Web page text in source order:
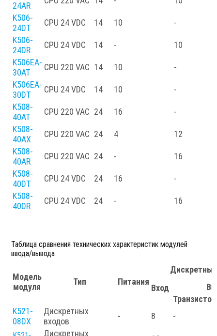
24AR
K506-
24DT
CPU 24 VDC 14 10 -
K506-
24DR
CPU 24 VDC 14 - 10
K506EA-
30AT
CPU 220 VAC 14 10 -
K506EA-
30DT
CPU 24 VDC 14 10 -
K508-
40AT
CPU 220 VAC 24 16 -
K508-
40AX
CPU 220 VAC 24 4 12
K508-
40AR
CPU 220 VAC 24 - 16
K508-
40DT
CPU 24 VDC 24 16 -
K508-
40DR
CPU 24 VDC 24 - 16
Таблица сравнения технических характеристик модулей
ввода/вывода
Модель
модуля
Тип Питания
Вход
K521-
08DX
Дискретных
входов
- 8 -
Дискретных